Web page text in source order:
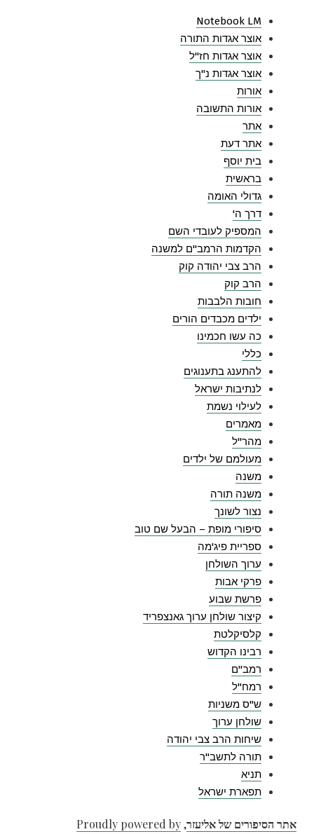
Notebook LM
אוצר אגדות התורה
אוצר אגדות חז"ל
אוצר אגדות נ"ך
אורות
אורות התשובה
אתר
אתר דעת
בית יוסף
בראשית
גדולי האומה
דרך ה'
המספיק לעובדי השם
הקדמות הרמב"ם למשנה
הרב צבי יהודה קוק
הרב קוק
חובות הלבבות
ילדים מכבדים הורים
כה עשו חכמינו
כללי
להתענג בתענוגים
לנתיבות ישראל
לעילוי נשמת
מאמרים
מהר"ל
מעולמם של ילדים
משנה
משנה תורה
נצור לשונך
סיפורי מופת – הבעל שם טוב
ספריית פיג'מה
ערוך השולחן
פרקי אבות
פרשת שבוע
קיצור שולחן ערוך גאנצפריד
קלסיקלטת
רבינו הקדוש
רמב"ם
רמח"ל
ש"ס משניות
שולחן ערוך
שיחות הרב צבי יהודה
תורה לתשב"ר
תניא
תפארת ישראל
אתר הסיפורים של אליעזר,
Proudly powered by